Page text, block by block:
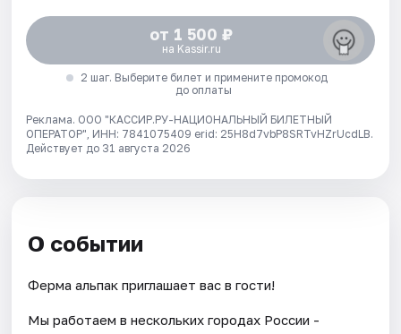
от 1 500 ₽
на Kassir.ru
2 шаг. Выберите билет и примените промокод
до оплаты
Реклама. ООО "КАССИР.РУ-НАЦИОНАЛЬНЫЙ БИЛЕТНЫЙ
ОПЕРАТОР", ИНН: 7841075409 erid: 25H8d7vbP8SRTvHZrUcdLB.
Действует до 31 августа 2026
О событии
Ферма альпак приглашает вас в гости!
Мы работаем в нескольких городах России -